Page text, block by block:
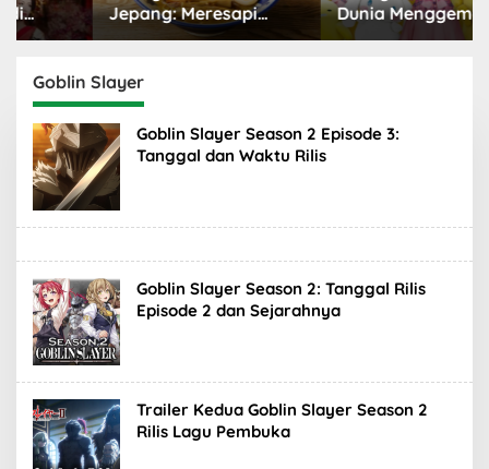
Jepang: Meresapi
Tradisi Lezat
Dunia Menggemaskan
yang Populer
Goblin Slayer
Goblin Slayer Season 2 Episode 3:
Tanggal dan Waktu Rilis
Goblin Slayer Season 2: Tanggal Rilis
Episode 2 dan Sejarahnya
Trailer Kedua Goblin Slayer Season 2
Rilis Lagu Pembuka